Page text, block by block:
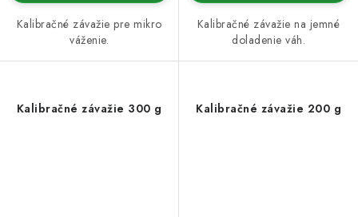
Kalibračné závažie pre mikro
váženie.
Kalibračné závažie na jemné
doladenie váh.
Kalibračné závažie 300 g Kalibračné závažie 200 g